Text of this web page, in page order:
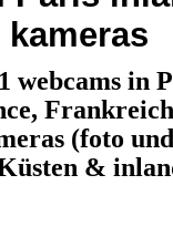
webcams in
(foto
&